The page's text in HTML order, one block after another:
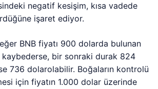
negatif kesişim, kısa vadede
işaret ediyor.
BNB fiyatı 900 dolarda bulunan
kaybederse, bir sonraki durak 824
736 dolarolabilir. Boğaların kontrolü
için fiyatın 1.000 dolar üzerinde